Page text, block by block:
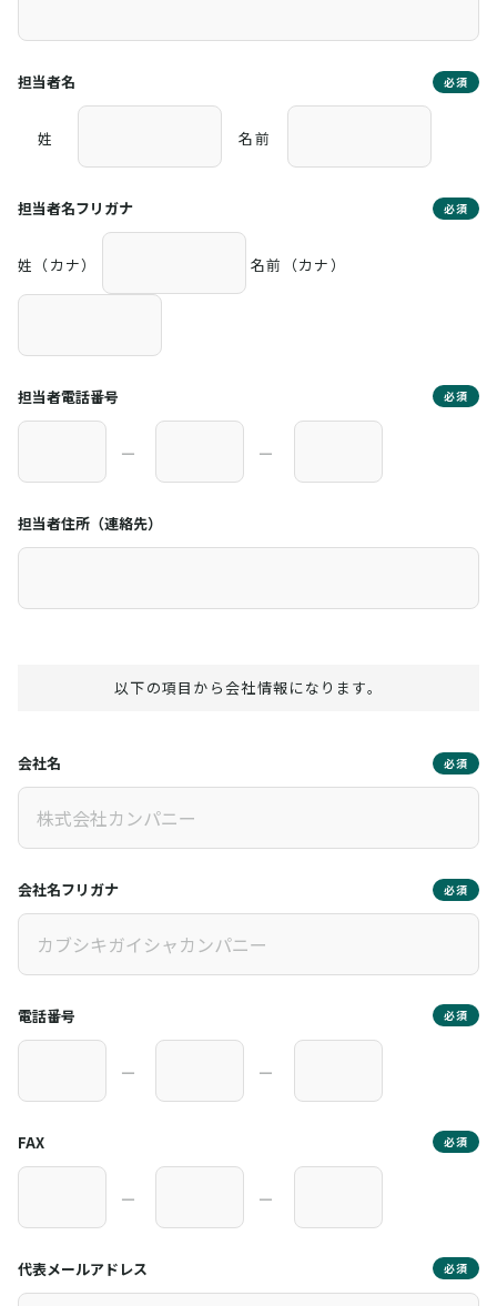
担当者名 必須
姓 名前
担当者名フリガナ 必須
姓（カナ） 名前（カナ）
担当者電話番号 必須
― ―
担当者住所（連絡先）
以下の項目から会社情報になります。
会社名 必須
会社名フリガナ 必須
電話番号 必須
― ―
FAX 必須
― ―
代表メールアドレス 必須